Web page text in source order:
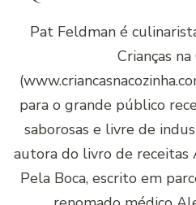
Pat Feldman é
Crianças na
para o grande público
saborosas e livre de
autora do livro de receitas
Pela Boca, escrito em